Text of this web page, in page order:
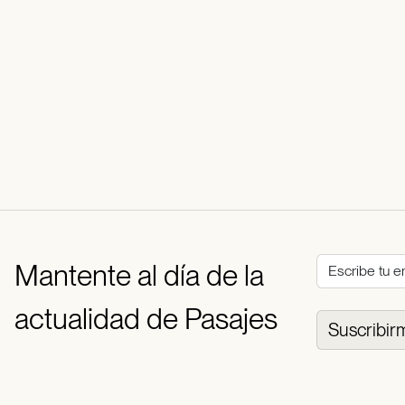
Mantente al día de la
actualidad de Pasajes